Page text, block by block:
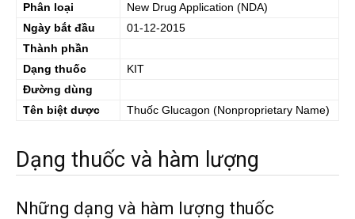
Phân loại
New Drug Application (NDA)
Ngày bắt đầu
01-12-2015
Thành phần
Dạng thuốc
KIT
Đường dùng
Tên biệt dược
Thuốc Glucagon (Nonproprietary Name)
Dạng thuốc và hàm lượng
Những dạng và hàm lượng thuốc